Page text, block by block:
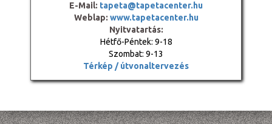
E-Mail: tapeta@tapetacenter.hu
Weblap: www.tapetacenter.hu
Nyitvatartás:
Hétfő-Péntek: 9-18
Szombat: 9-13
Térkép / útvonaltervezés